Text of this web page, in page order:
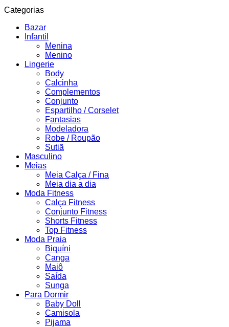
Categorias
Bazar
Infantil
Menina
Menino
Lingerie
Body
Calcinha
Complementos
Conjunto
Espartilho / Corselet
Fantasias
Modeladora
Robe / Roupão
Sutiã
Masculino
Meias
Meia Calça / Fina
Meia dia a dia
Moda Fitness
Calça Fitness
Conjunto Fitness
Shorts Fitness
Top Fitness
Moda Praia
Biquíni
Canga
Maiô
Saída
Sunga
Para Dormir
Baby Doll
Camisola
Pijama